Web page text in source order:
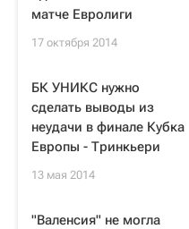
матче Евролиги
17 октября 2014
БК УНИКС нужно
сделать выводы из
неудачи в финале Кубка
Европы - Тринкьери
13 мая 2014
"Валенсия" не могла